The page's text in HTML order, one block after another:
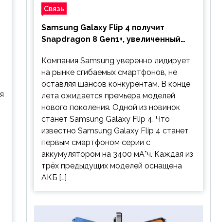
Связь
Samsung Galaxy Flip 4 получит
Snapdragon 8 Gen1+, увеличенный
дешевле предшественника
Компания Samsung уверенно лидирует
на рынке сгибаемых смартфонов, не
оставляя шансов конкурентам. В конце
лета ожидается премьера моделей
нового поколения. Одной из новинок
станет Samsung Galaxy Flip 4. Что
известно Samsung Galaxy Flip 4 станет
первым смартфоном серии с
аккумулятором на 3400 мА*ч. Каждая из
трёх предыдущих моделей оснащена
АКБ […]